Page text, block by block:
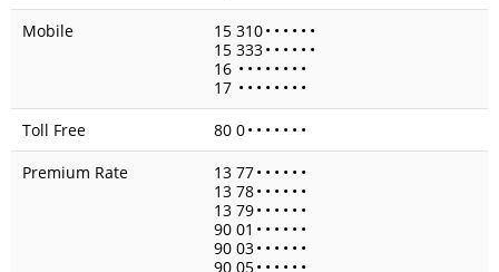
Mobile
15 310• • • • • •
15 333• • • • • •
16 • • • • • • • •
17 • • • • • • • •
Toll Free
80 0• • • • • • •
Premium Rate
13 77• • • • • •
13 78• • • • • •
13 79• • • • • •
90 01 • • • • • •
90 03• • • • • •
90 05• • • • • •